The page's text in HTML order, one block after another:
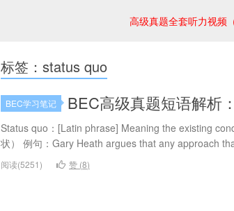
高级真题全套听力视频
标签：status quo
BEC学习笔记 BEC高级真题短语解析
Status quo：[Latin phrase] Meaning the existing
状） 例句：Gary Heath argues that any approach
阅读(5251) 赞 (8)